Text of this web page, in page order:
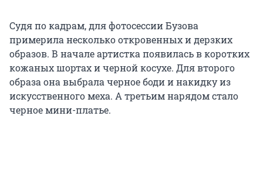
Судя по кадрам, для фотосессии Бузова
примерила несколько откровенных и дерзких
образов. В начале артистка появилась в коротких
кожаных шортах и черной косухе. Для второго
образа она выбрала черное боди и накидку из
искусственного меха. А третьим нарядом стало
черное мини-платье.